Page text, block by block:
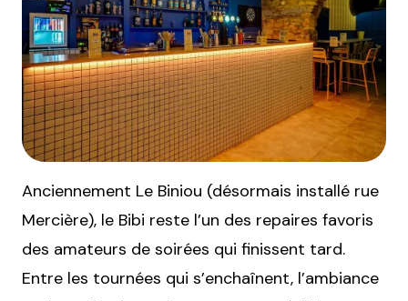
Anciennement Le Biniou (désormais installé rue
Mercière), le Bibi reste l’un des repaires favoris
des amateurs de soirées qui finissent tard.
Entre les tournées qui s’enchaînent, l’ambiance